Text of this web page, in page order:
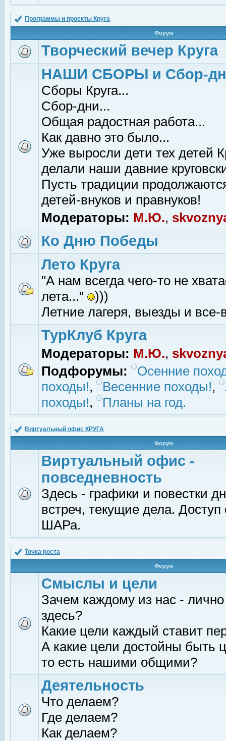
Программы и проекты Круга
Форум
Творческий вечер Круга
НАШИ СБОРЫ и Сбор-
Сборы Круга...
Сбор-дни...
Общая радостная работа...
Как давно это было...
Уже выросли дети тех детей
делали наши давние
Пусть традиции
детей-внуков и правнуков!
Модераторы: М.Ю.,
Ко Дню Победы
Лето Круга
"А нам всегда чего-то не
лета..."
)))
Летние лагеря, выезды и все-
ТурКлуб Круга
Модераторы: М.Ю.,
Подфорумы:
Осенние
походы!, Весенние походы!,
походы!, Планы на год.
Виртуальный офис КРУГА
Форум
Виртуальный офис -
повседневность
Здесь - графики и повестки
встреч, текущие дела.
ШАРа.
Точка роста
Форум
Смыслы и цели
Зачем каждому из нас -
здесь?
Какие цели каждый ставит
А какие цели достойны быть
то есть нашими общими?
Деятельность
Что делаем?
Где делаем?
Как делаем?